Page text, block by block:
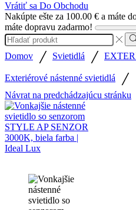
Vrátiť sa Do Obchodu
Nakúpte ešte za 100.00 € a máte
máte dopravu zadarmo!
Search
input
Domov / Svietidlá /
Exteriérové nástenné svietidlá /
Návrat na predchádzajúcu stránku